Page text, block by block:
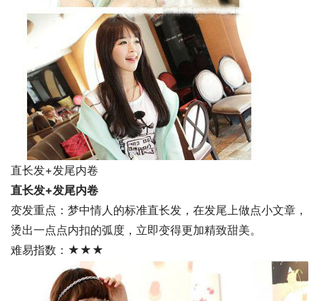
直长发+发尾内卷
直长发+发尾内卷
变发重点：梦中情人的标准直长发，在发尾上做点小文章，
烫出一点点内扣的弧度，立即变得更加精致甜美。
难易指数：★★★